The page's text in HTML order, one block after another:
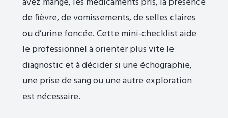
de fièvre, de vomissements, de selles claires
ou d’urine foncée. Cette mini-checklist aide
le professionnel à orienter plus vite le
diagnostic et à décider si une échographie,
une prise de sang ou une autre exploration
est nécessaire.